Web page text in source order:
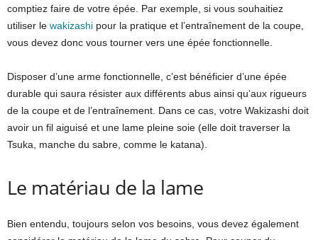
comptiez faire de votre épée. Par exemple, si vous souhaitiez
utiliser le wakizashi pour la pratique et l’entraînement de la coupe,
vous devez donc vous tourner vers une épée fonctionnelle.
Disposer d’une arme fonctionnelle, c’est bénéficier d’une épée
durable qui saura résister aux différents abus ainsi qu’aux rigueurs
de la coupe et de l’entraînement. Dans ce cas, votre Wakizashi doit
avoir un fil aiguisé et une lame pleine soie (elle doit traverser la
Tsuka, manche du sabre, comme le katana).
Le matériau de la lame
Bien entendu, toujours selon vos besoins, vous devez également